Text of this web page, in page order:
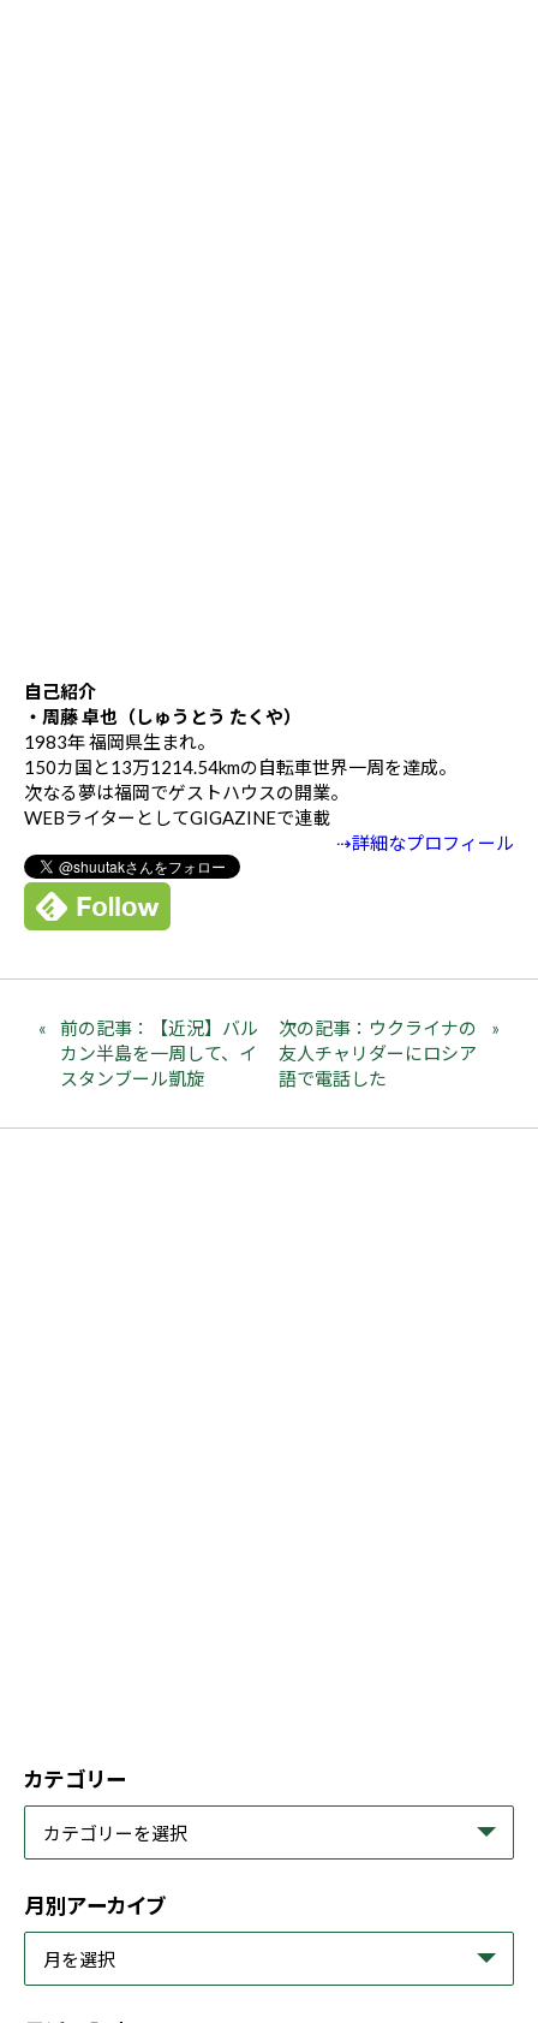
自己紹介
・周藤 卓也（しゅうとう たくや）
1983年 福岡県生まれ。
150カ国と13万1214.54kmの自転車世界一周を達成。
次なる夢は福岡でゲストハウスの開業。
WEBライターとしてGIGAZINEで連載
⇢詳細なプロフィール
前の記事：【近況】バル
カン半島を一周して、イ
スタンブール凱旋
次の記事：ウクライナの
友人チャリダーにロシア
語で電話した
カテゴリー
月別アーカイブ